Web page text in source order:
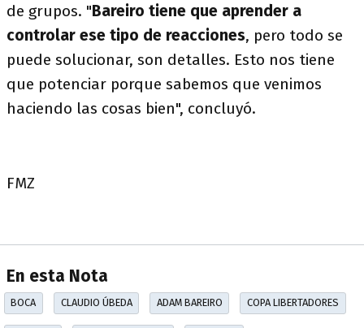
de grupos. "Bareiro tiene que aprender a
controlar ese tipo de reacciones, pero todo se
puede solucionar, son detalles. Esto nos tiene
que potenciar porque sabemos que venimos
haciendo las cosas bien", concluyó.
FMZ
En esta Nota
BOCA CLAUDIO ÚBEDA ADAM BAREIRO COPA LIBERTADORES